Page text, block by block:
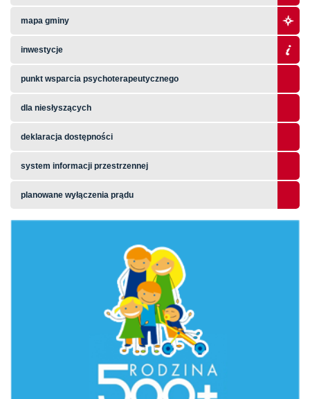
mapa gminy
inwestycje
punkt wsparcia psychoterapeutycznego
dla niesłyszących
deklaracja dostępności
system informacji przestrzennej
planowane wyłączenia prądu